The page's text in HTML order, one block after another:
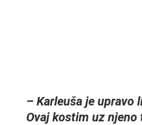
– Karleuša je upravo
Ovaj kostim uz njeno